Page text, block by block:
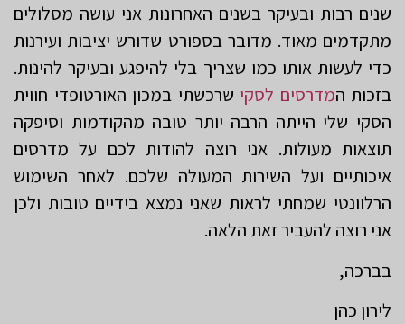
שנים רבות ובעיקר בשנים האחרונות אני עושה מסלולים
מתקדמים מאוד. מדובר בספורט שדורש יציבות ועירנות
כדי לעשות אותו כמו שצריך בלי להיפגע ובעיקר להינות.
בזכות המדרסים לסקי שרכשתי במכון האורטופדי חווית
הסקי שלי הייתה הרבה יותר טובה מהקודמות וסיפקה
תוצאות מעולות. אני רוצה להודות לכם על מדרסים
איכותיים ועל השירות המעולה שלכם. לאחר השימוש
הרלוונטי שמחתי לראות שאני נמצא בידיים טובות ולכן
אני רוצה להעביר זאת הלאה.
בברכה,
לירון כהן